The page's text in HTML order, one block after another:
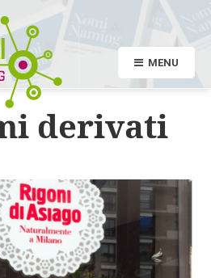
MENU
derivati